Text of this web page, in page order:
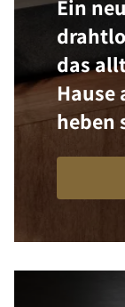
Ein
das
Hause
heben